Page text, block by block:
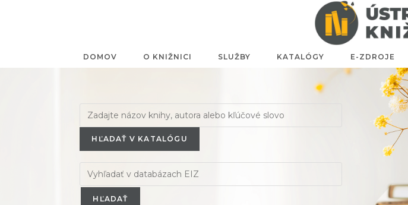
DOMOV O KNIŽNICI SLUŽBY KATALÓGY E-ZDROJE
HĽADAŤ V KATALÓGU